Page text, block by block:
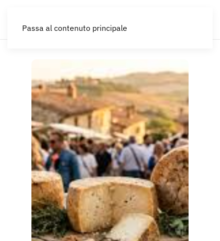
Passa al contenuto principale